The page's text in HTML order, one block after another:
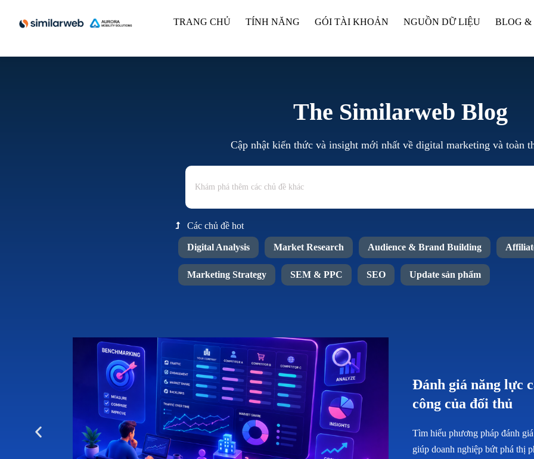
TRANG CHỦ TÍNH NĂNG GÓI TÀI KHOẢN NGUỒN DỮ LIỆU BLOG &
The Similarweb Blog
Cập nhật kiến thức và insight mới nhất về digital marketing và toàn
Các chủ đề hot
Digital Analysis Market Research Audience & Brand Building
Marketing Strategy SEM & PPC SEO Update sản phẩm
Đánh giá năng lực
công của đối thủ
Tìm hiểu phương pháp đánh
giúp doanh nghiệp bứt phá thị